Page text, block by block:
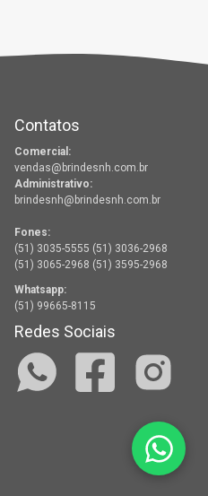
Contatos
Comercial:
vendas@brindesnh.com.br
Administrativo:
brindesnh@brindesnh.com.br
Fones:
(51) 3035-5555 (51) 3036-2968
(51) 3065-2968 (51) 3595-2968
Whatsapp:
(51) 99665-8115
Redes Sociais